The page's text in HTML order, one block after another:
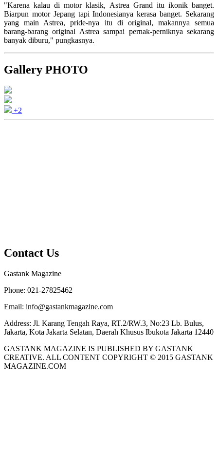
"Karena kalau di motor klasik, Astrea Grand itu ikonik banget.
Biarpun motor Jepang tapi Indonesianya kerasa banget. Sekarang
yang main Astrea, pride-nya itu di original, makannya semua
barang-barang original Astrea sampai pernak-perniknya sekarang
banyak diburu," pungkasnya.
Gallery PHOTO
+2
Contact Us
Gastank Magazine
Phone: 021-27825462
Email: info@gastankmagazine.com
Address: Jl. Karang Tengah Raya, RT.2/RW.3, No:23 Lb. Bulus,
Jakarta, Kota Jakarta Selatan, Daerah Khusus Ibukota Jakarta 12440
GASTANK MAGAZINE IS PUBLISHED BY GASTANK
CREATIVE. ALL CONTENT COPYRIGHT © 2015 GASTANK
MAGAZINE.COM